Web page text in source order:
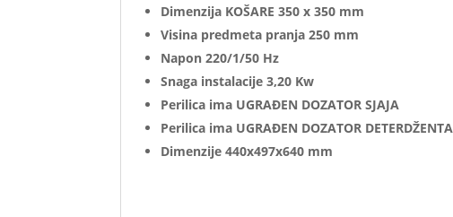
Dimenzija KOŠARE 350 x 350 mm
Visina predmeta pranja 250 mm
Napon 220/1/50 Hz
Snaga instalacije 3,20 Kw
Perilica ima UGRAĐEN DOZATOR SJAJA
Perilica ima UGRAĐEN DOZATOR DETERDŽENTA
Dimenzije 440x497x640 mm